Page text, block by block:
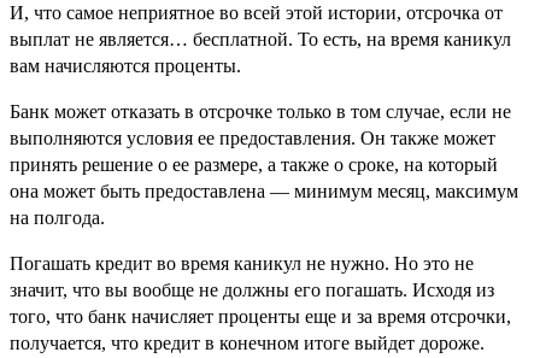
И, что самое неприятное во всей этой истории, отсрочка от
выплат не является… бесплатной. То есть, на время каникул
вам начисляются проценты.
Банк может отказать в отсрочке только в том случае, если не
выполняются условия ее предоставления. Он также может
принять решение о ее размере, а также о сроке, на который
она может быть предоставлена — минимум месяц, максимум
на полгода.
Погашать кредит во время каникул не нужно. Но это не
значит, что вы вообще не должны его погашать. Исходя из
того, что банк начисляет проценты еще и за время отсрочки,
получается, что кредит в конечном итоге выйдет дороже.